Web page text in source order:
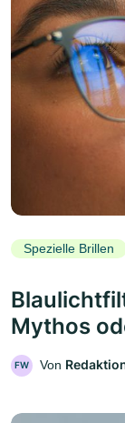
Spezielle Brillen
Mythos
FW Von